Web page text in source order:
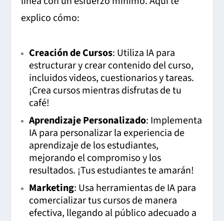
explico cómo:
Creación de Cursos: Utiliza IA para
estructurar y crear contenido del curso,
incluidos videos, cuestionarios y tareas.
¡Crea cursos mientras disfrutas de tu
café!
Aprendizaje Personalizado: Implementa
IA para personalizar la experiencia de
aprendizaje de los estudiantes,
mejorando el compromiso y los
resultados. ¡Tus estudiantes te amarán!
Marketing: Usa herramientas de IA para
comercializar tus cursos de manera
efectiva, llegando al público adecuado a